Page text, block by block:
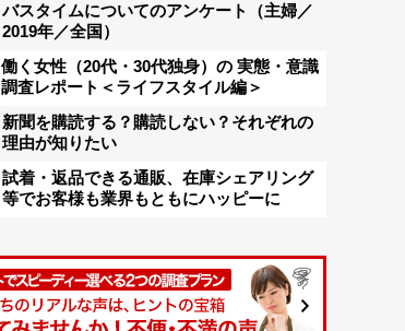
バスタイムについてのアンケート（主婦／
2019年／全国）
働く女性（20代・30代独身）の 実態・意識
調査レポート＜ライフスタイル編＞
新聞を購読する？購読しない？それぞれの
理由が知りたい
試着・返品できる通販、在庫シェアリング
等でお客様も業界もともにハッピーに